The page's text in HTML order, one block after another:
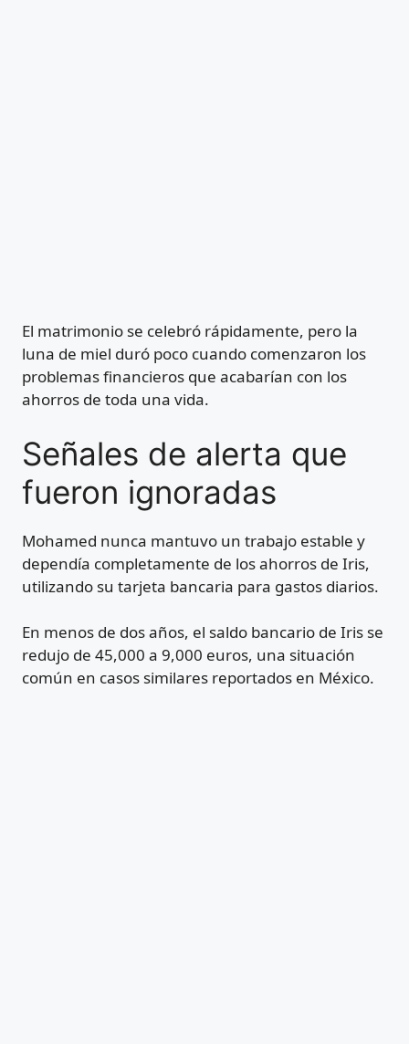
El matrimonio se celebró rápidamente, pero la
luna de miel duró poco cuando comenzaron los
problemas financieros que acabarían con los
ahorros de toda una vida.
Señales de alerta que
fueron ignoradas
Mohamed nunca mantuvo un trabajo estable y
dependía completamente de los ahorros de Iris,
utilizando su tarjeta bancaria para gastos diarios.
En menos de dos años, el saldo bancario de Iris se
redujo de 45,000 a 9,000 euros, una situación
común en casos similares reportados en México.